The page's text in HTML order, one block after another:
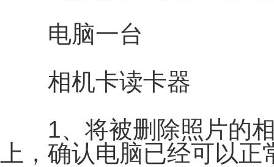
电脑一台
相机卡读卡器
1、将被删除照片的相
上，确认电脑已经可以